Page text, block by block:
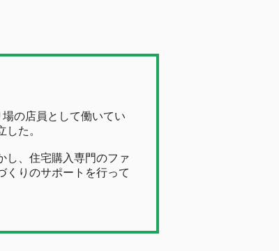
の店員として働いてい
た。
し、住宅購入専門のファ
くりのサポートを行って